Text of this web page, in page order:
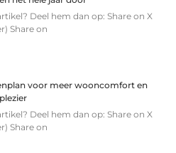
Deel hem dan op: Share on X
Share on
voor meer wooncomfort en
Deel hem dan op: Share on X
Share on